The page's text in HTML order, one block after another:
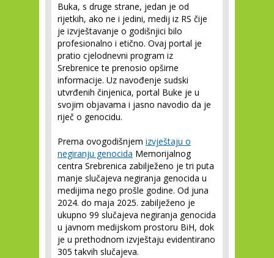
Buka, s druge strane, jedan je od
rijetkih, ako ne i jedini, medij iz RS čije
je izvještavanje o godišnjici bilo
profesionalno i etično. Ovaj portal je
pratio cjelodnevni program iz
Srebrenice te prenosio opširne
informacije. Uz navođenje sudski
utvrđenih činjenica, portal Buke je u
svojim objavama i jasno navodio da je
riječ o genocidu.
Prema ovogodišnjem izvještaju o
negiranju genocida Memorijalnog
centra Srebrenica zabilježeno je tri puta
manje slučajeva negiranja genocida u
medijima nego prošle godine. Od juna
2024. do maja 2025. zabilježeno je
ukupno 99 slučajeva negiranja genocida
u javnom medijskom prostoru BiH, dok
je u prethodnom izvještaju evidentirano
305 takvih slučajeva.